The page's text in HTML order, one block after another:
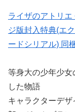
ライザのアトリ
ジ版封入特典(エ
ードシリアル) 同
等身大の少年少
した物語
キャラクターデ